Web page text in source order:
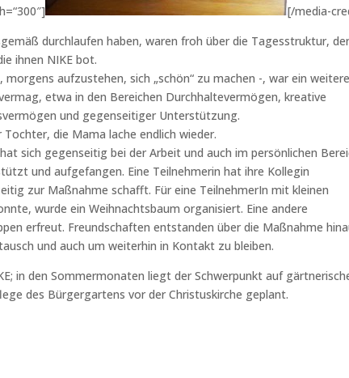
[/media-
durchlaufen haben, waren froh über die Tagesstruktur,
ihnen NIKE bot.
morgens aufzustehen, sich „schön“ zu machen -, war ein
etwa in den Bereichen Durchhaltevermögen, kreative
und gegenseitiger Unterstützung.
die Mama lache endlich wieder.
sich gegenseitig bei der Arbeit und auch im persönlichen
und aufgefangen. Eine Teilnehmerin hat ihre Kollegin
zur Maßnahme schafft. Für eine TeilnehmerIn mit kleinen
wurde ein Weihnachtsbaum organisiert. Eine andere
erfreut. Freundschaften entstanden über die Maßnahme
und auch um weiterhin in Kontakt zu bleiben.
in den Sommermonaten liegt der Schwerpunkt auf
des Bürgergartens vor der Christuskirche geplant.